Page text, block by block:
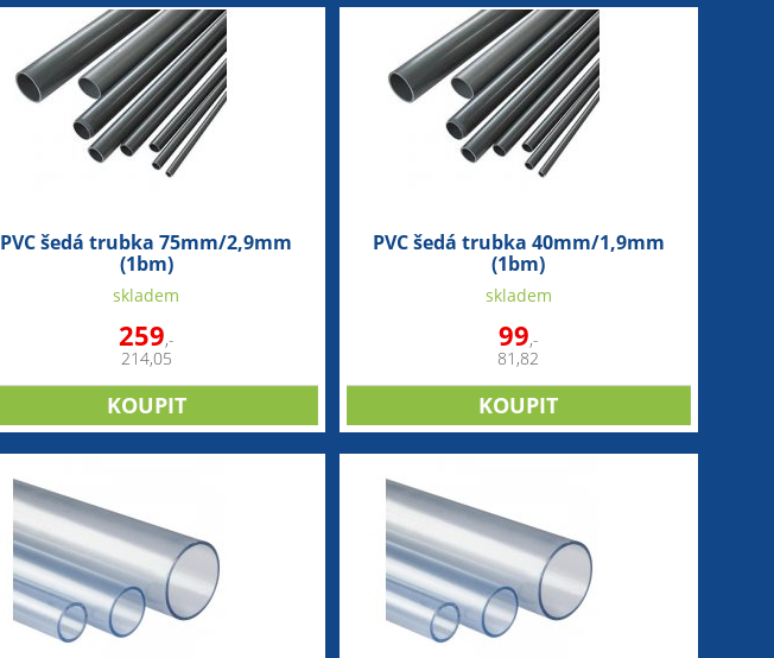
PVC šedá trubka 75mm/2,9mm
(1bm)
skladem
259,-
214,05
PVC šedá trubka 40mm/1,9mm
(1bm)
skladem
99,-
81,82